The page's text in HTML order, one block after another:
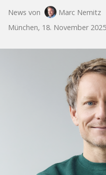
News von
Marc Nemitz
München, 18. November 2025